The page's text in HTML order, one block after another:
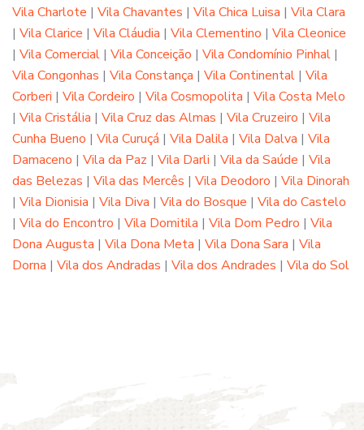
Vila Charlote | Vila Chavantes | Vila Chica Luisa | Vila Clara
| Vila Clarice | Vila Cláudia | Vila Clementino | Vila Cleonice
| Vila Comercial | Vila Conceição | Vila Condomínio Pinhal |
Vila Congonhas | Vila Constança | Vila Continental | Vila
Corberi | Vila Cordeiro | Vila Cosmopolita | Vila Costa Melo
| Vila Cristália | Vila Cruz das Almas | Vila Cruzeiro | Vila
Cunha Bueno | Vila Curuçá | Vila Dalila | Vila Dalva | Vila
Damaceno | Vila da Paz | Vila Darli | Vila da Saúde | Vila
das Belezas | Vila das Mercês | Vila Deodoro | Vila Dinorah
| Vila Dionisia | Vila Diva | Vila do Bosque | Vila do Castelo
| Vila do Encontro | Vila Domitila | Vila Dom Pedro | Vila
Dona Augusta | Vila Dona Meta | Vila Dona Sara | Vila
Dorna | Vila dos Andradas | Vila dos Andrades | Vila do Sol